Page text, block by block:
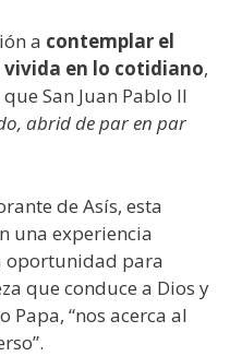
a contemplar el
en lo cotidiano,
San Juan Pablo II
abrid de par en par
de Asís, esta
una experiencia
para
que conduce a Dios y
Papa, “nos acerca al